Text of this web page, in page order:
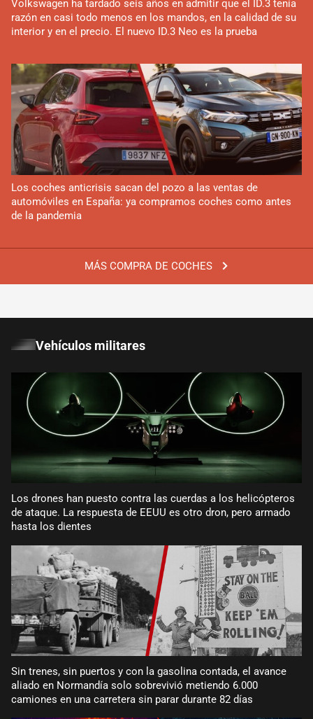
MÁS COMPRA DE COCHES
Volkswagen ha tardado seis años en admitir que el ID.3 tenía
razón en casi todo menos en los mandos, en la calidad de su
interior y en el precio. El nuevo ID.3 Neo es la prueba
Los coches anticrisis sacan del pozo a las ventas de
automóviles en España: ya compramos coches como antes
de la pandemia
Vehículos militares
Los drones han puesto contra las cuerdas a los helicópteros
de ataque. La respuesta de EEUU es otro dron, pero armado
hasta los dientes
Sin trenes, sin puertos y con la gasolina contada, el avance
aliado en Normandía solo sobrevivió metiendo 6.000
camiones en una carretera sin parar durante 82 días